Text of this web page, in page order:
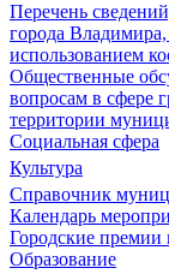
Перечень
города
использованием
Общественные
вопросам в сфере
территории
Социальная сфера
Культура
Справочник
Календарь
Городские премии
Образование